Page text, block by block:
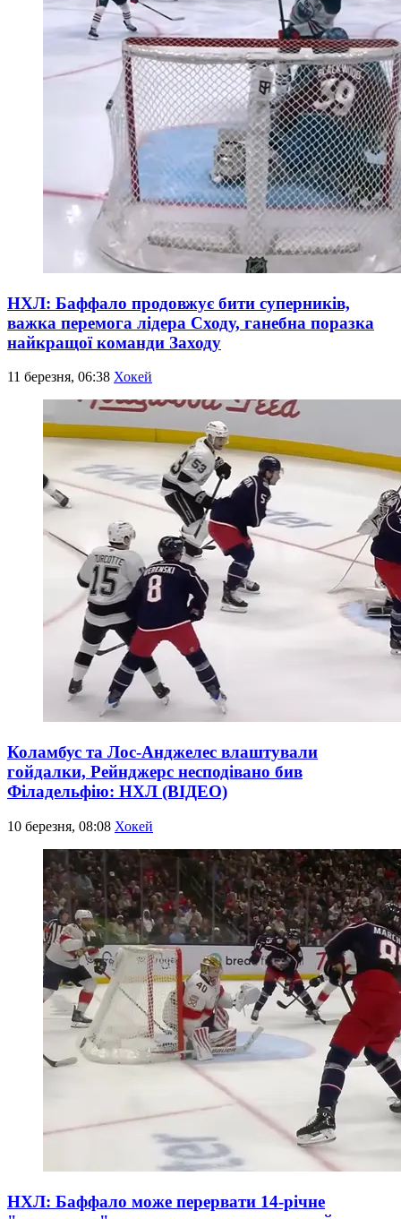
НХЛ: Баффало продовжує бити суперників,
важка перемога лідера Сходу, ганебна поразка
найкращої команди Заходу
11 березня, 06:38 Хокей
Коламбус та Лос-Анджелес влаштували
гойдалки, Рейнджерс несподівано бив
Філадельфію: НХЛ (ВІДЕО)
10 березня, 08:08 Хокей
НХЛ: Баффало може перервати 14-річне